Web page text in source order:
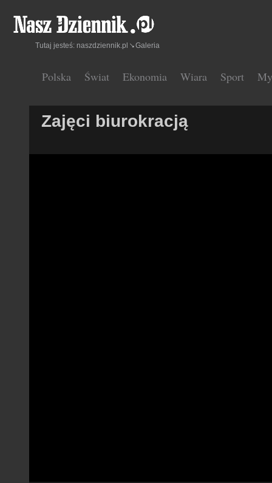
Polska Świat Ekonomia Wiara Sport
Tutaj jesteś: naszdziennik.pl Galeria
Zajęci biurokracją